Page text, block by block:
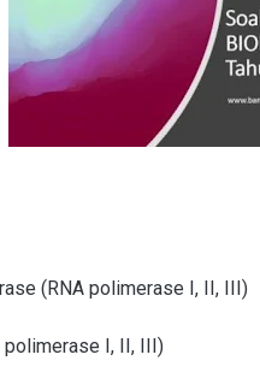
(RNA polimerase I, II, III)
polimerase I, II, III)